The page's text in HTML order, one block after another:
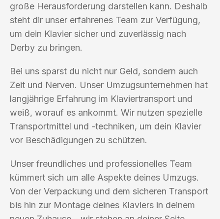
große Herausforderung darstellen kann. Deshalb
steht dir unser erfahrenes Team zur Verfügung,
um dein Klavier sicher und zuverlässig nach
Derby zu bringen.
Bei uns sparst du nicht nur Geld, sondern auch
Zeit und Nerven. Unser Umzugsunternehmen hat
langjährige Erfahrung im Klaviertransport und
weiß, worauf es ankommt. Wir nutzen spezielle
Transportmittel und -techniken, um dein Klavier
vor Beschädigungen zu schützen.
Unser freundliches und professionelles Team
kümmert sich um alle Aspekte deines Umzugs.
Von der Verpackung und dem sicheren Transport
bis hin zur Montage deines Klaviers in deinem